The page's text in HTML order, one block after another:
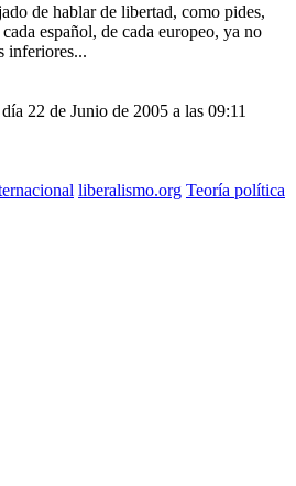
de hablar de libertad, como pides,
español, de cada europeo, ya no
inferiores...
22 de Junio de 2005 a las 09:11
liberalismo.org Teoría política